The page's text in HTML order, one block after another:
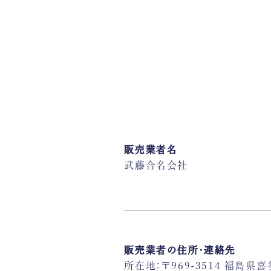
販売業者名
武藤合名会社
販売業者の住所・連絡先
所在地：〒969-3514 福島県